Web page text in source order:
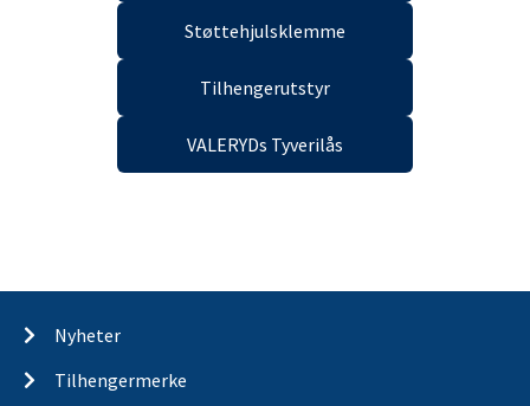
Støttehjulsklemme
Tilhengerutstyr
VALERYDs Tyverilås
Nyheter
Tilhengermerke